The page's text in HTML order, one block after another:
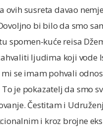
ovih susreta davao
bi bilo da smo
kuće reisa
ljudima koji vode
se imam pohvali
je pokazatelj da smo
Čestitam i
i kroz brojne